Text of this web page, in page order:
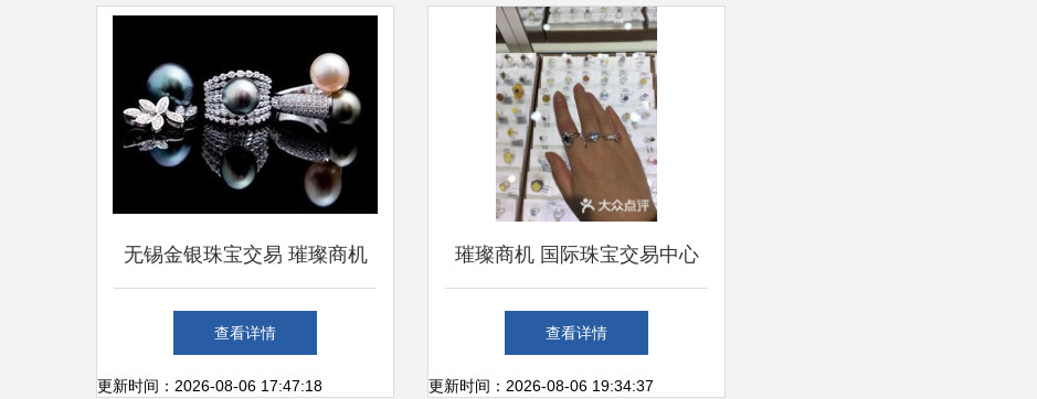
无锡金银珠宝交易 璀璨商机
与市场格局
查看详情
更新时间：2026-08-06 17:47:18
璀璨商机 国际珠宝交易中心
市场的繁荣与变革
查看详情
更新时间：2026-08-06 19:34:37